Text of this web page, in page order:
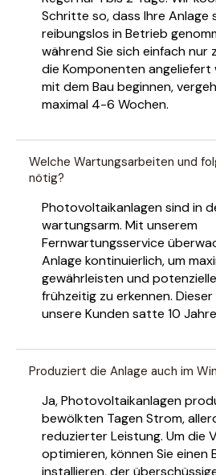
Schritte so, dass Ihre Anlage
reibungslos in Betrieb
während Sie sich einfach nur
die Komponenten angeliefert
mit dem Bau beginnen,
maximal 4-6 Wochen.
Welche Wartungsarbeiten und
nötig?
Photovoltaikanlagen sind in
wartungsarm. Mit unserem
Fernwartungsservice
Anlage kontinuierlich, um
gewährleisten und
frühzeitig zu erkennen.
unsere Kunden satte 10
Produziert die Anlage auch im
Ja, Photovoltaikanlagen
bewölkten Tagen Strom,
reduzierter Leistung. Um die
optimieren, können Sie
installieren, der